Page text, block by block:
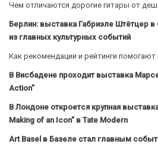
Чем отличаются дорогие гитары от
Берлин: выставка Габриэле Штётцер в
из главных культурных событий
Как рекомендации и рейтинги
В Висбадене проходит выставка
Action”
В Лондоне откроется крупная
Making of an Icon” в Tate Modern
Art Basel в Базеле стал главным